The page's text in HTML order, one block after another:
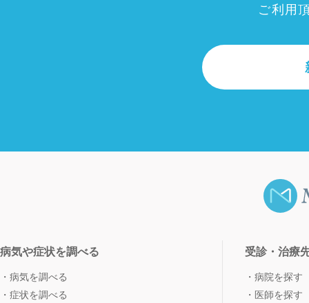
ご利用
病気や症状を調べる
病気を調べる
症状を調べる
受診・治療
病院を探す
医師を探す